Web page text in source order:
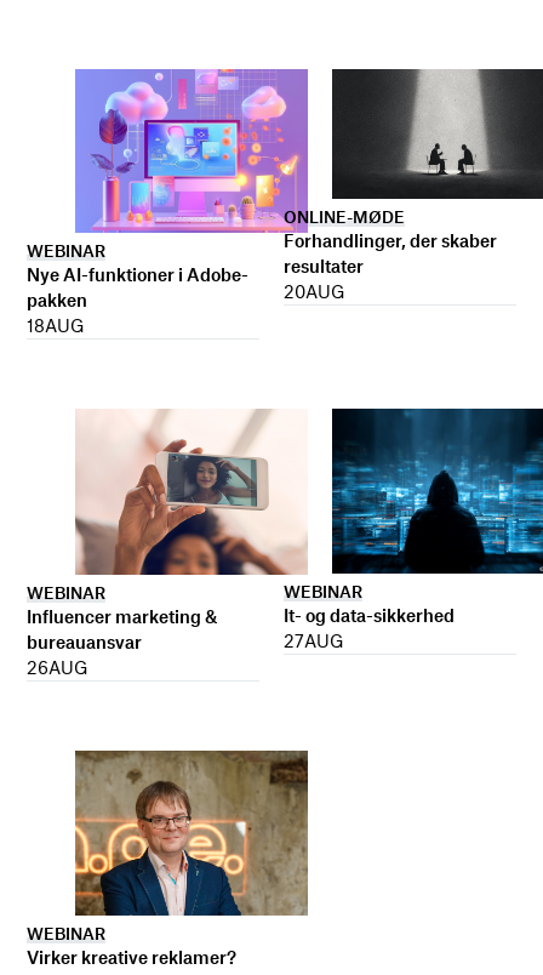
WEBINAR
Nye AI-funktioner i Adobe-
pakken
18AUG
ONLINE-MØDE
Forhandlinger, der skaber
resultater
20AUG
WEBINAR
Influencer marketing &
bureauansvar
26AUG
WEBINAR
It- og data-sikkerhed
27AUG
WEBINAR
Virker kreative reklamer?